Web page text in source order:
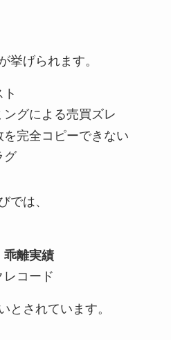
挙げられます。
グによる売買ズレ
完全コピーできない
グ
では、
乖離実績
コード
とされています。